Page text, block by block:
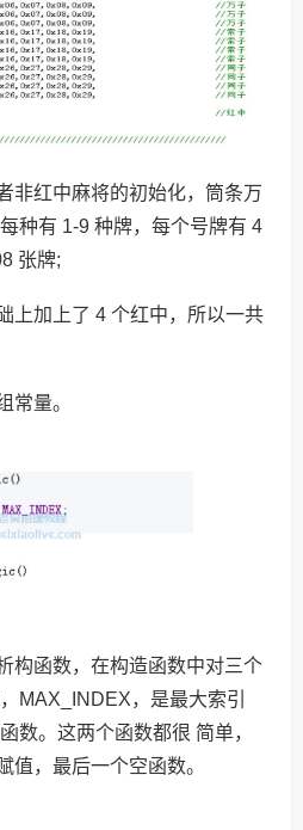
非红中麻将的初始化，筒条万
种有 1-9 种牌，每个号牌有 4
张牌;
上加上了 4 个红中，所以一共
常量。
构函数，在构造函数中对三个
MAX_INDEX，是最大索引
数。这两个函数都很 简单，
值，最后一个空函数。